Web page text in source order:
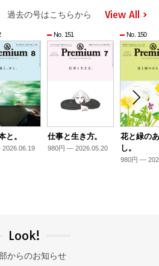
過去の号はこちらから View All
と。
No. 151
仕事と生き方。
980円 — 2026.05.20
No. 150
花と緑の
し。
980円 —
Look!
からのお知らせ